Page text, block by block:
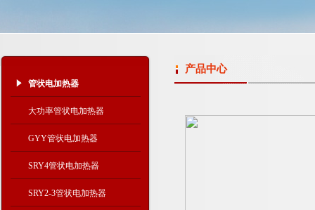
管状电加热器
大功率管状电加热器
GYY管状电加热器
SRY4管状电加热器
SRY2-3管状电加热器
产品中心